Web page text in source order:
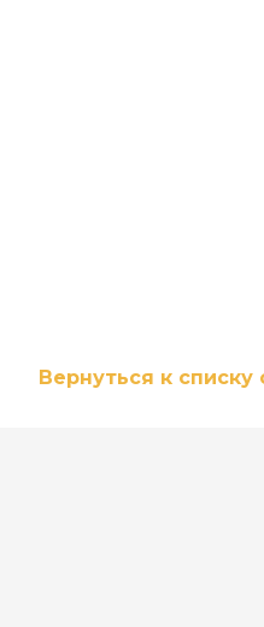
Вернуться к списку